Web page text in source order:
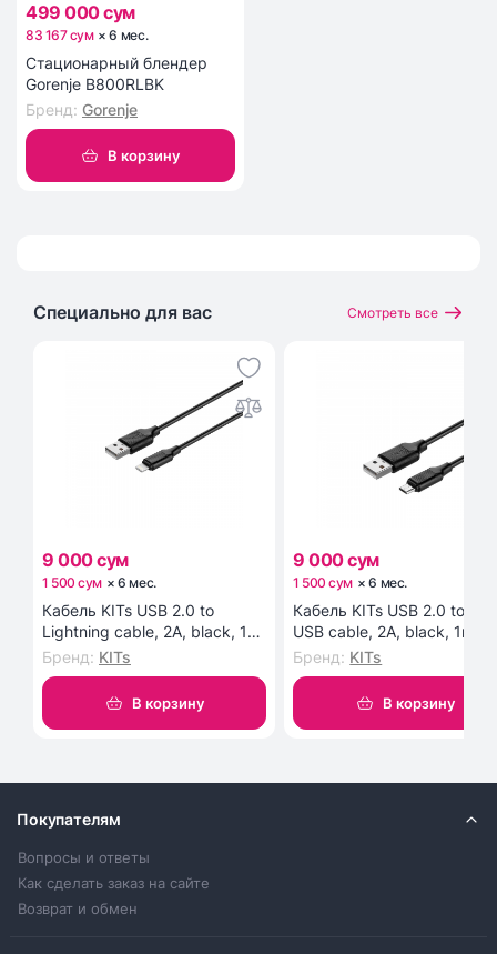
499 000 сум
83 167 сум ×6 мес.
Стационарный блендер
Gorenje B800RLBK
Бренд: Gorenje
В корзину
Специально для вас Смотреть все
9 000 сум
1 500 сум × 6 мес.
Кабель KITs USB 2.0 to
Lightning cable, 2A, black, 1m
(KITS-W-003)
Бренд: KITs
В корзину
9 000 сум
1 500 сум ×6 мес.
Кабель KITs USB 2.0 to
USB cable, 2A, black, 1m
(KITS-W-002)
Бренд: KITs
В корзину
Покупателям
Вопросы и ответы
Как сделать заказ на сайте
Возврат и обмен